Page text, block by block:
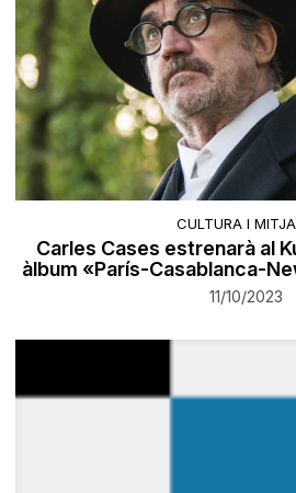
CULTURA I
Carles Cases estrenarà al
àlbum «París-Casablanca-
11/10/2023